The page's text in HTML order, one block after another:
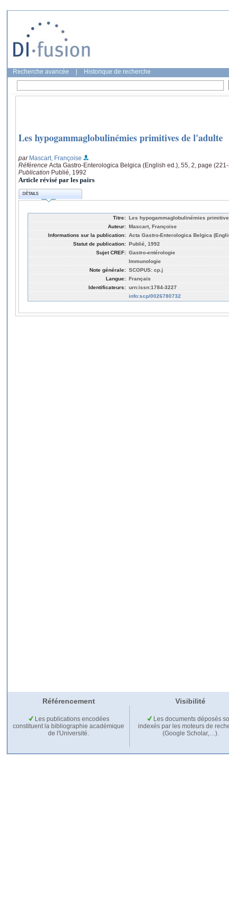
Recherche avancée Historique de recherche
Les hypogammaglobulinémies primitives de l'adulte
par Mascart, Françoise
Référence Acta Gastro-Enterologica Belgica (English ed.), 55, 2, page
Publication Publié, 1992
Article révisé par les pairs
DÉTAILS
Titre: Les hypogammaglobulinémies
Auteur: Mascart, Françoise
Informations sur la publication: Acta Gastro-Enterologica Belgica
Statut de publication: Publié, 1992
Sujet CREF: Gastro-entérologie
Immunologie
Note générale: SCOPUS: cp.j
Langue: Français
Identificateurs: urn:issn:1784-3227
info:scp/0026780732
Référencement Visibilité
Les publications encodées
constituent la bibliographie académique
de l'Université.
Les documents déposés
indexés par les moteurs de
(Google Scholar,…).